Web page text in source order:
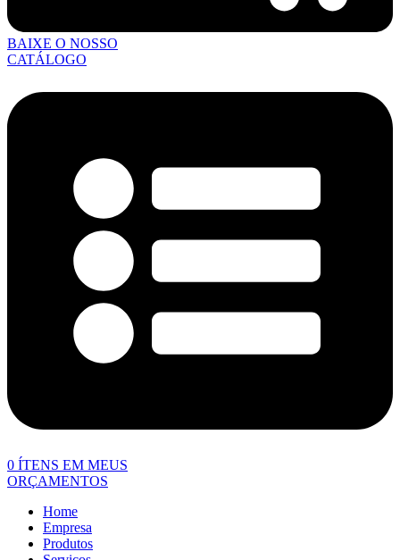
BAIXE O NOSSO
CATÁLOGO
0 ÍTENS EM MEUS
ORÇAMENTOS
Home
Empresa
Produtos